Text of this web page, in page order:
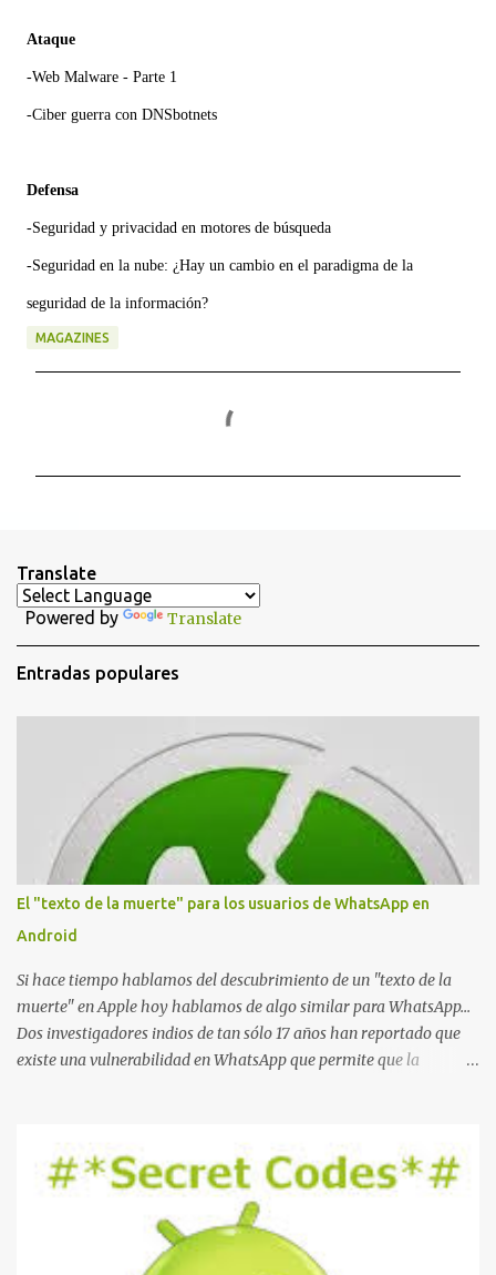
Ataque
-Web Malware - Parte 1
-Ciber guerra con DNSbotnets
Defensa
-Seguridad y privacidad en motores de búsqueda
-Seguridad en la nube: ¿Hay un cambio en el paradigma de la
seguridad de la información?
MAGAZINES
a
r
o
s
Translate
Powered by Translate
Entradas populares
El "texto de la muerte" para los usuarios de WhatsApp en
Android
Si hace tiempo hablamos del descubrimiento de un "texto de la
muerte" en Apple hoy hablamos de algo similar para WhatsApp...
Dos investigadores indios de tan sólo 17 años han reportado que
existe una vulnerabilidad en WhatsApp que permite que la
La vulnerabilidad ha sido probada y funciona correctamente en la
mayoría de las versiones de Android y de WhatsApp incluyendo la
2.11.431 y 2.11.432. Sin embargo todavía no se ha probado en iOS y
Windows no parece ser vulnerable. Esto podría provocar que se
extienda como una pesada broma la moda de bloquear WhatsApp